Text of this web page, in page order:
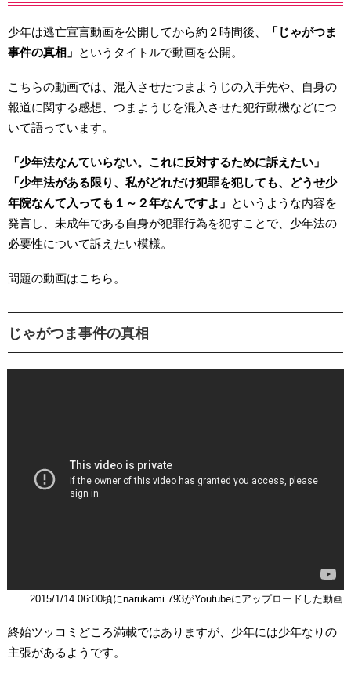
少年は逃亡宣言動画を公開してから約２時間後、
「じゃがつま
事件の真相」 というタイトルで動画を公開。
こちらの動画では、混入させたつまようじの入手先や、自身の
報道に関する感想、つまようじを混入させた犯行動機などにつ
いて語っています。
「少年法なんていらない。これに反対するために訴えたい」
「少年法がある限り、私がどれだけ犯罪を犯しても、どうせ少
年院なんて入っても１～２年なんですよ」 というような内容を
発言し、未成年である自身が犯罪行為を犯すことで、少年法の
必要性について訴えたい模様。
問題の動画はこちら。
じゃがつま事件の真相
2015/1/14 06:00頃にnarukami 793がYoutubeにアップロードした動画
終始ツッコミどころ満載ではありますが、少年には少年なりの
主張があるようです。